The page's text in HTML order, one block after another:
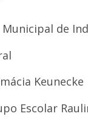
de
Keunecke
Escolar